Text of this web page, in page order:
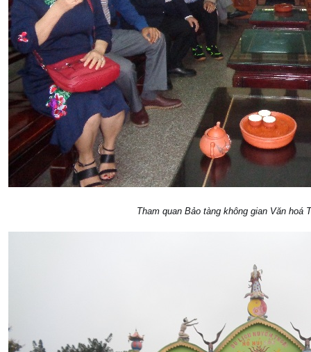
Tham quan Bảo tàng không gian Văn hoá